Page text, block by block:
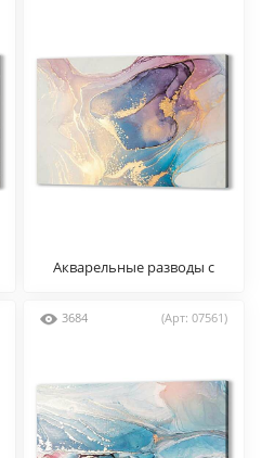
Акварельные разводы с
3684 (Арт: 07561)